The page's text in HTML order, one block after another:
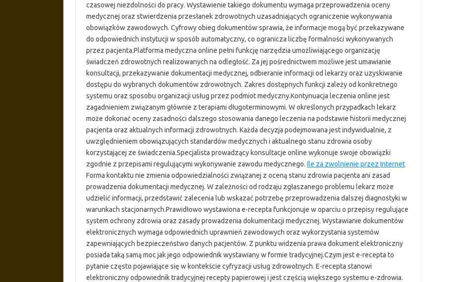
czasowej niezdolności do pracy. Wystawienie takiego dokumentu wymaga przeprowadzenia oceny
medycznej oraz stwierdzenia przesłanek zdrowotnych uzasadniających ograniczenie wykonywania
obowiązków zawodowych. Cyfrowy obieg dokumentów sprawia, że informacje mogą być przekazywane
do odpowiednich instytucji w sposób automatyczny, co ogranicza liczbę formalności wykonywanych
przez pacjenta.Platforma medyczna online pełni funkcję narzędzia umożliwiającego organizację
świadczeń zdrowotnych realizowanych na odległość. Za jej pośrednictwem możliwe jest umawianie
konsultacji, przekazywanie dokumentacji medycznej, odbieranie informacji od lekarzy oraz uzyskiwanie
dostępu do wybranych dokumentów zdrowotnych. Zakres dostępnych funkcji zależy od konkretnego
systemu oraz sposobu organizacji usług przez podmiot medyczny.Kontynuacja leczenia online jest
zagadnieniem związanym głównie z terapiami długoterminowymi. W określonych przypadkach lekarz
może dokonać oceny zasadności dalszego stosowania danego leczenia na podstawie historii medycznej
pacjenta oraz aktualnych informacji zdrowotnych. Każda decyzja podejmowana jest indywidualnie, z
uwzględnieniem obowiązujących standardów medycznych i aktualnego stanu zdrowia osoby
korzystającej ze świadczenia.Specjalista prowadzący konsultacje online wykonuje swoje obowiązki
zgodnie z przepisami regulującymi wykonywanie zawodu medycznego. Ile za zwolnienie przez Internet
Forma kontaktu nie zmienia odpowiedzialności związanej z oceną stanu zdrowia pacjenta ani zasad
prowadzenia dokumentacji medycznej. W zależności od rodzaju zgłaszanego problemu lekarz może
udzielić informacji, przedstawić zalecenia lub wskazać potrzebę przeprowadzenia dalszej diagnostyki w
warunkach stacjonarnych.Prawidłowo wystawiona e-recepta funkcjonuje w oparciu o przepisy regulujące
system ochrony zdrowia oraz zasady prowadzenia dokumentacji medycznej. Wystawianie dokumentów
elektronicznych wymaga odpowiednich uprawnień zawodowych oraz wykorzystania systemów
zapewniających bezpieczeństwo danych pacjentów. Z punktu widzenia prawa dokument elektroniczny
posiada taką samą moc jak jego odpowiednik wystawiany w formie tradycyjnej.Czym jest e-recepta to
pytanie często pojawiające się w kontekście cyfryzacji usług zdrowotnych. E-recepta stanowi
elektroniczny odpowiednik tradycyjnej recepty papierowej i jest częścią większego systemu e-zdrowia.